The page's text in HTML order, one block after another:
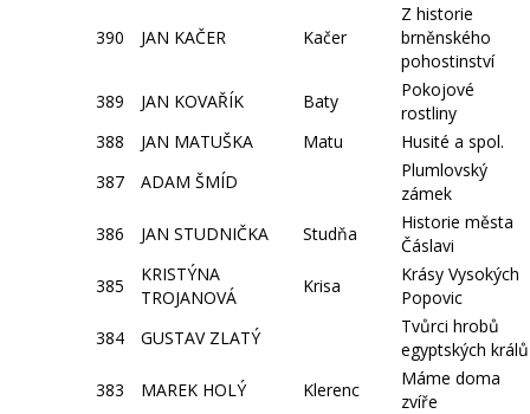
390 JAN KAČER Kačer
Z historie
brněnského
pohostinství
389
JAN KOVAŘÍK Baty
Pokojové
rostliny
388
JAN MATUŠKA Matu
Husité a spol.
387
ADAM ŠMÍD
Plumlovský
zámek
386
JAN STUDNIČKA Studňa
Historie města
Čáslavi
385
KRISTÝNA
TROJANOVÁ
Krisa
Krásy Vysokých
Popovic
384
GUSTAV ZLATÝ
Tvůrci hrobů
egyptských králů
383
MAREK HOLÝ Klerenc
Máme doma
zvíře